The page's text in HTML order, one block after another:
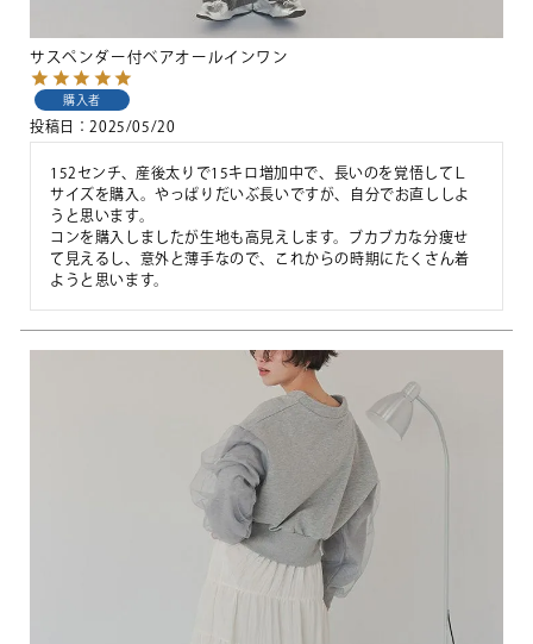
サスペンダー付ベアオールインワン
購入者
投稿日 2025/05/20
152センチ、産後太りで15キロ増加中で、長いのを覚悟してＬ
サイズを購入。やっぱりだいぶ長いですが、自分でお直ししよ
うと思います。
コンを購入しましたが生地も高見えします。ブカブカな分痩せ
て見えるし、意外と薄手なので、これからの時期にたくさん着
ようと思います。